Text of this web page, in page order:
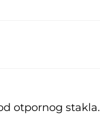
otpornog stakla.